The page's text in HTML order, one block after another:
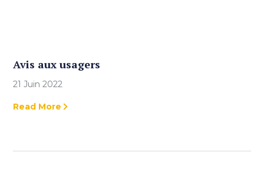
Avis aux usagers
21 Juin 2022
Read More